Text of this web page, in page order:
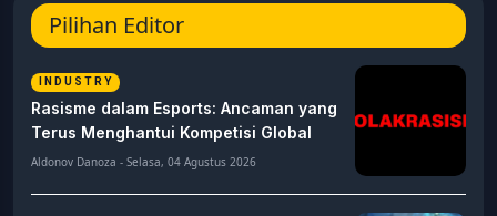
Pilihan Editor
INDUSTRY
Rasisme dalam Esports: Ancaman yang
Terus Menghantui Kompetisi Global
Aldonov Danoza - Selasa, 04 Agustus 2026